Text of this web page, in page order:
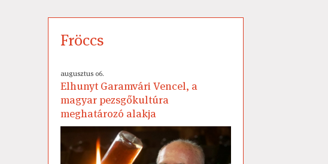
Fröccs
augusztus 06.
Elhunyt Garamvári Vencel, a
magyar pezsgőkultúra
meghatározó alakja